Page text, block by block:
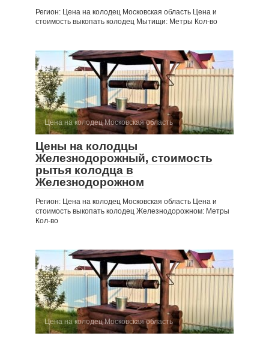
Регион: Цена на колодец Московская область Цена и
стоимость выкопать колодец Мытищи: Метры Кол-во
Цена на колодец Московская область
Цены на колодцы
Железнодорожный, стоимость
рытья колодца в
Железнодорожном
Регион: Цена на колодец Московская область Цена и
стоимость выкопать колодец Железнодорожном: Метры
Кол-во
Цена на колодец Московская область